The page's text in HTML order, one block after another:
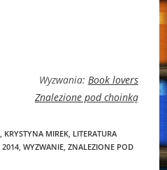
Wyzwania: Book lovers
Znalezione pod choinką
KRYSTYNA MIREK LITERATURA
2014 WYZWANIE ZNALEZIONE POD